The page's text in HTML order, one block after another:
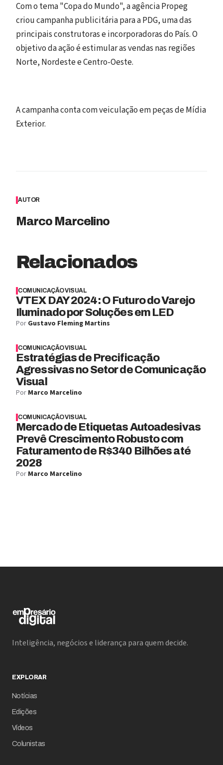
Com o tema "Copa do Mundo", a agência Propeg
criou campanha publicitária para a PDG, uma das
principais construtoras e incorporadoras do País. O
objetivo da ação é estimular as vendas nas regiões
Norte, Nordeste e Centro-Oeste.
A campanha conta com veiculação em peças de Mídia
Exterior.
AUTOR
Marco Marcelino
Relacionados
COMUNICAÇÃO VISUAL
VTEX DAY 2024: O Futuro do Varejo
Iluminado por Soluções em LED
Por Gustavo Fleming Martins
COMUNICAÇÃO VISUAL
Estratégias de Precificação
Agressivas no Setor de Comunicação
Visual
Por Marco Marcelino
COMUNICAÇÃO VISUAL
Mercado de Etiquetas Autoadesivas
Prevê Crescimento Robusto com
Faturamento de R$340 Bilhões até
2028
Por Marco Marcelino
Inteligência, negócios e liderança para quem decide.
EXPLORAR
Notícias
Edições
Vídeos
Colunistas